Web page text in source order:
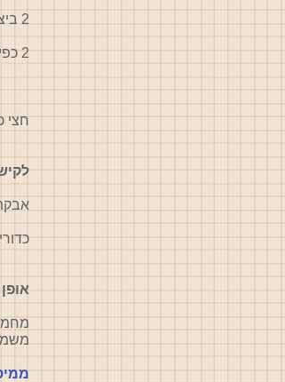
2 ביצים שלמות + 6 חלמונים (צהוב)
2 כפיות ברנדי או כל ליקר אחר (אני שמה בדרך כלל ליקר תפוזים או מה שיש בבית באותו זמן)
חצי